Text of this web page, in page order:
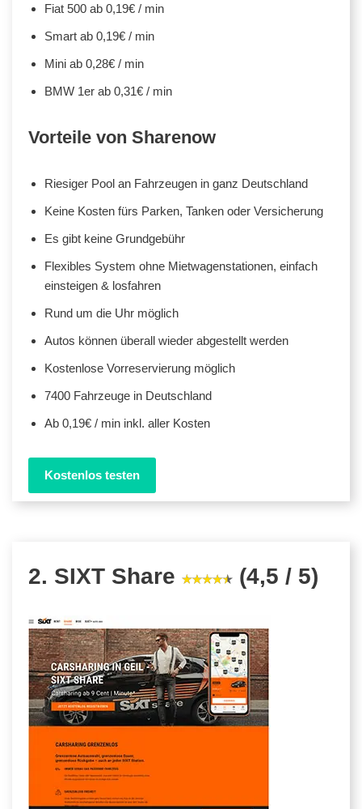
Fiat 500 ab 0,19€ / min
Smart ab 0,19€ / min
Mini ab 0,28€ / min
BMW 1er ab 0,31€ / min
Vorteile von Sharenow
Riesiger Pool an Fahrzeugen in ganz Deutschland
Keine Kosten fürs Parken, Tanken oder Versicherung
Es gibt keine Grundgebühr
Flexibles System ohne Mietwagenstationen, einfach
einsteigen & losfahren
Rund um die Uhr möglich
Autos können überall wieder abgestellt werden
Kostenlose Vorreservierung möglich
7400 Fahrzeuge in Deutschland
Ab 0,19€ / min inkl. aller Kosten
Kostenlos testen
2. SIXT Share (4,5 / 5)